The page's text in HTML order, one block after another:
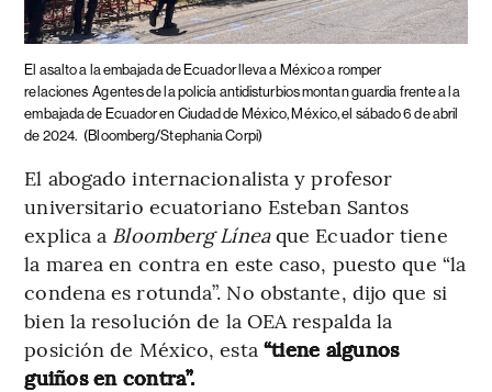
El asalto a la embajada de Ecuador lleva a México a romper
relaciones Agentes de la policía antidisturbios montan guardia frente a la
embajada de Ecuador en Ciudad de México, México, el sábado 6 de abril
de 2024. (Bloomberg/Stephania Corpi)
El abogado internacionalista y profesor
universitario ecuatoriano Esteban Santos
explica a Bloomberg Líneaque Ecuador tiene
la marea en contra en este caso, puesto que “la
condena es rotunda”. No obstante, dijo que si
bien la resolución de la OEA respalda la
posición de México, esta “tiene algunos
guiños en contra”.